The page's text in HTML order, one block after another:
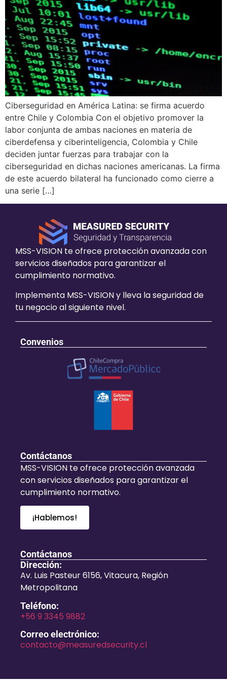
Ciberseguridad en América Latina: se firma acuerdo
entre Chile y Colombia Con el objetivo promover la
labor conjunta de ambas naciones en materia de
ciberdefensa y ciberinteligencia, Colombia y Chile
deciden juntar fuerzas para trabajar con la
ciberseguridad en dichas naciones americanas. La firma
de este acuerdo bilateral ha funcionado como cierre a
una serie […]
MSS-VISION te ofrece protección avanzada con
servicios diseñados para garantizar el
cumplimiento normativo.
Implementa MSS-VISION y lleva la seguridad de
tu negocio al siguiente nivel.
Convenios
Contáctanos
MSS-VISION te ofrece protección avanzada
con servicios diseñados para garantizar el
cumplimiento normativo.
¡Hablemos!
Contáctanos
Dirección:
Av. Luis Pasteur 6156, Vitacura, Región
Metropolitana
Teléfono:
+56 9 3345 9882
Correo electrónico:
contacto@measuredsecurity.cl